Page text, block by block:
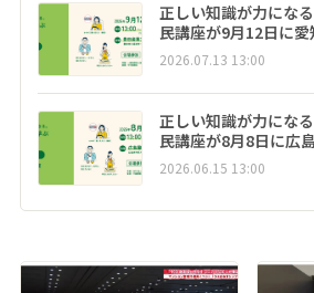
正しい知識が力にな
民講座が9月12日に
2026.07.13 13:00
正しい知識が力にな
民講座が8月8日に広
2026.06.15 13:00